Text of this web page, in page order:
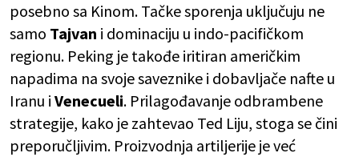
posebno sa Kinom. Tačke sporenja uključuju ne
samo Tajvan i dominaciju u indo-pacifičkom
regionu. Peking je takođe iritiran američkim
napadima na svoje saveznike i dobavljače nafte u
Iranu i Venecueli. Prilagođavanje odbrambene
strategije, kako je zahtevao Ted Liju, stoga se čini
preporučljivim. Proizvodnja artiljerije je već